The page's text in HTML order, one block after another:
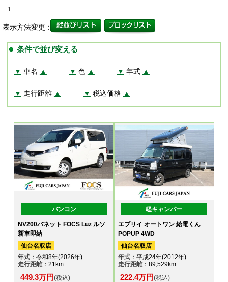
1
表示方法変更：
条件で並び変える
▼ 車名 ▲ ▼ 色 ▲ ▼ 年式 ▲
▼ 走行距離 ▲ ▼ 税込価格 ▲
バンコン
NV200バネット FOCS Luz ルソ
新車即納
仙台名取店
年式 ：令和8年(2026年)
走行距離：21km
449.3万円(税込)
軽キャンパー
エブリイ オートワン 給電くん
POPUP 4WD
仙台名取店
年式：平成24年(2012年)
走行距離：89,529km
222.4万円(税込)